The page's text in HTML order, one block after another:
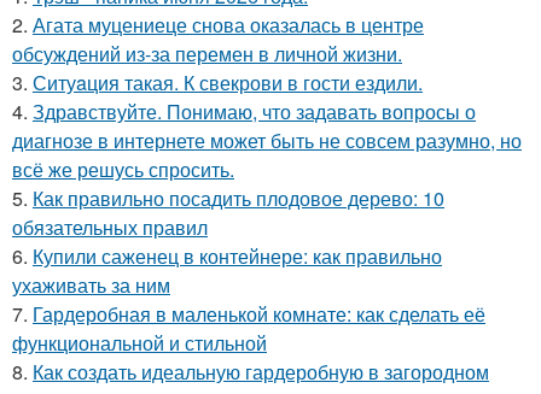
2. Агата муцениеце снова оказалась в центре
обсуждений из-за перемен в личной жизни.
3. Ситуaция такая. К свекрови в гости ездили.
4. Здравствуйте. Понимаю, что задавать вопросы о
диагнозе в интернете может быть не совсем разумно, но
всё же решусь спросить.
5. Как правильно посадить плодовое дерево: 10
обязательных правил
6. Купили саженец в контейнере: как правильно
ухаживать за ним
7. Гардеробная в маленькой комнате: как сделать её
функциональной и стильной
8. Как создать идеальную гардеробную в загородном